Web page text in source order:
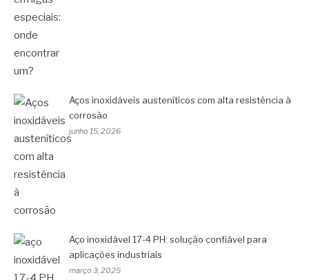
Aços inoxidáveis austeníticos com alta resistência à
corrosão
junho 15, 2026
Aço inoxidável 17-4 PH: solução confiável para
aplicações industriais
março 3, 2025